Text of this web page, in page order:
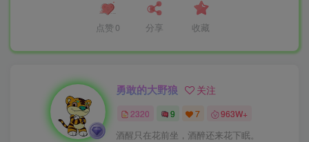
点赞 0 分享 收藏
勇敢的大野狼 关注
2320 9 7 963W+
酒醒只在花前坐，酒醉还来花下眠。